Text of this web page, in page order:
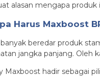
alasan mengapa produk
Harus Maxboost
banyak beredar produk
jangka panjang. Oleh
Maxboost hadir sebagai